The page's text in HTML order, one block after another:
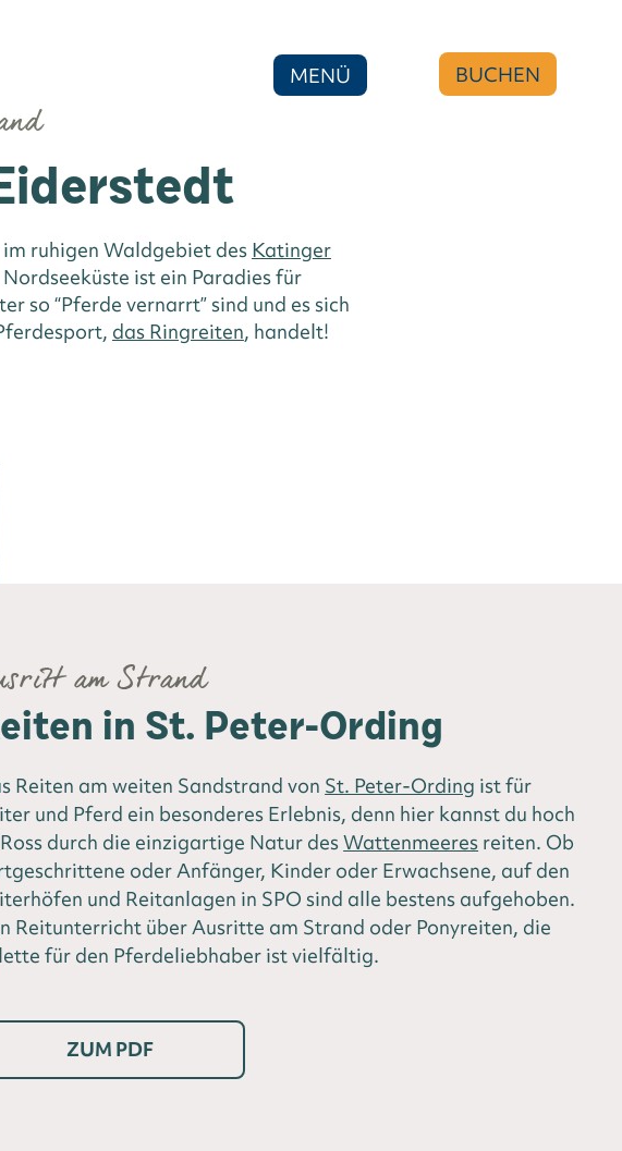
MENÜ BUCHEN
ruhigen Waldgebiet des Katinger
ist ein Paradies für
so “Pferde vernarrt” sind und es sich
das Ringreiten, handelt!
am Strand
in St. Peter-Ording
Reiten am weiten Sandstrand von St. Peter-Ording ist für
und Pferd ein besonderes Erlebnis, denn hier kannst du hoch
durch die einzigartige Natur desWattenmeeres reiten. Ob
oder Anfänger, Kinder oder Erwachsene, auf den
und Reitanlagen in SPO sind alle bestens aufgehoben.
Reitunterricht über Ausritte am Strand oder Ponyreiten, die
für den Pferdeliebhaber ist vielfältig.
ZUM PDF